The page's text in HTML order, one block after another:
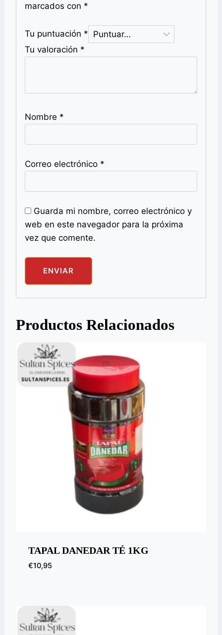
marcados con *
Tu puntuación *
Tu valoración *
Nombre *
Correo electrónico *
Guarda mi nombre, correo electrónico y
web en este navegador para la próxima
vez que comente.
Productos Relacionados
TAPAL DANEDAR TÉ 1KG
€10,95